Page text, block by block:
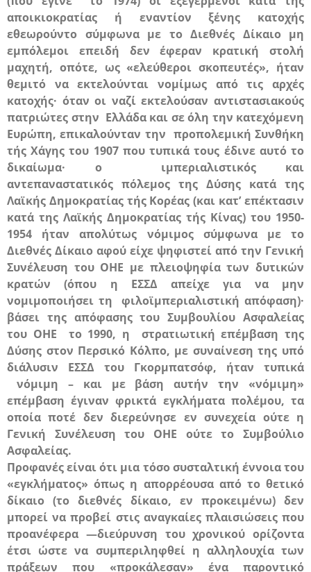
αποικιοκρατίας ή εναντίον ξένης κατοχής
εθεωρούντο σύμφωνα με το Διεθνές Δίκαιο μη
εμπόλεμοι επειδή δεν έφεραν κρατική στολή
μαχητή, οπότε, ως «ελεύθεροι σκοπευτές», ήταν
θεμιτό να εκτελούνται νομίμως από τις αρχές
κατοχής· όταν οι ναζί εκτελούσαν αντιστασιακούς
πατριώτες στην Ελλάδα και σε όλη την κατεχόμενη
Ευρώπη, επικαλούνταν την προπολεμική Συνθήκη
τής Χάγης του 1907 που τυπικά τους έδινε αυτό το
δικαίωμα· ο ιμπεριαλιστικός και
αντεπαναστατικός πόλεμος της Δύσης κατά της
Λαϊκής Δημοκρατίας τής Κορέας (και κατ’ επέκτασιν
κατά της Λαϊκής Δημοκρατίας τής Κίνας) του 1950-
1954 ήταν απολύτως νόμιμος σύμφωνα με το
Διεθνές Δίκαιο αφού είχε ψηφιστεί από την Γενική
Συνέλευση του ΟΗΕ με πλειοψηφία των δυτικών
κρατών (όπου η ΕΣΣΔ απείχε για να μην
νομιμοποιήσει τη φιλοϊμπεριαλιστική απόφαση)·
βάσει της απόφασης του Συμβουλίου Ασφαλείας
του ΟΗΕ το 1990, η στρατιωτική επέμβαση της
Δύσης στον Περσικό Κόλπο, με συναίνεση της υπό
διάλυσιν ΕΣΣΔ του Γκορμπατσόφ, ήταν τυπικά
νόμιμη – και με βάση αυτήν την «νόμιμη»
επέμβαση έγιναν φρικτά εγκλήματα πολέμου, τα
οποία ποτέ δεν διερεύνησε εν συνεχεία ούτε η
Γενική Συνέλευση του ΟΗΕ ούτε το Συμβούλιο
Ασφαλείας.
Προφανές είναι ότι μια τόσο συσταλτική έννοια του
«εγκλήματος» όπως η απορρέουσα από το θετικό
δίκαιο (το διεθνές δίκαιο, εν προκειμένω) δεν
μπορεί να προβεί στις αναγκαίες πλαισιώσεις που
προανέφερα —διεύρυνση του χρονικού ορίζοντα
έτσι ώστε να συμπεριληφθεί η αλληλουχία των
πράξεων που «προκάλεσαν» ένα παροντικό